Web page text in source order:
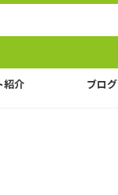
紹介 ブログ